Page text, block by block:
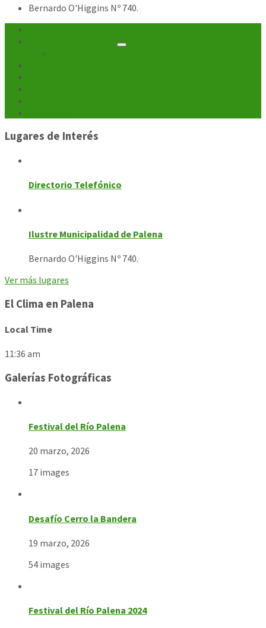
Bernardo O'Higgins Nº 740.
Lugares de Interés
Directorio Telefónico
Ilustre Municipalidad de Palena
Bernardo O'Higgins Nº 740.
Ver más lugares
El Clima en Palena
Local Time
11:36 am
Galerías Fotográficas
Festival del Río Palena
20 marzo, 2026
17 images
Desafío Cerro la Bandera
19 marzo, 2026
54 images
Festival del Río Palena 2024